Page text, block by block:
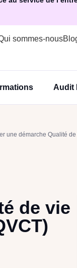
sommes-nous
Audit
une démarche Qualité
de vie